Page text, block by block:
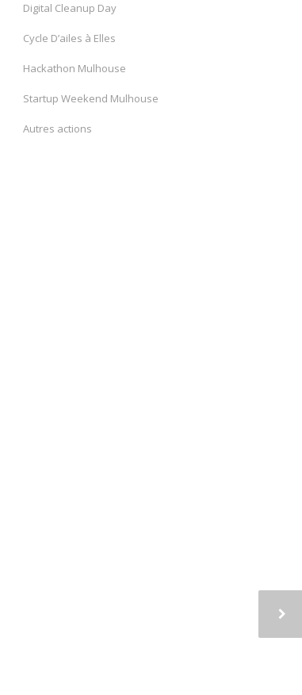
Digital Cleanup Day
Cycle D’ailes à Elles
Hackathon Mulhouse
Startup Weekend Mulhouse
Autres actions